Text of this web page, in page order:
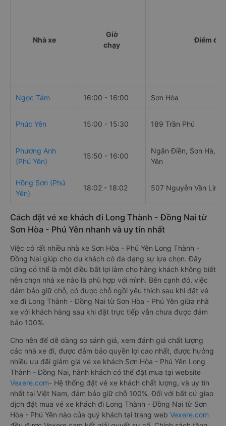
Nhà xe
Giờ
chạy
Điểm đi
Ngọc Tám 16:00 - 16:00 Sơn Hòa
Phúc Yên 15:00 - 15:30 189 Trần Phú
Phương Anh
(Phú Yên)
15:50 - 16:00
Ngân Điền, Sơn Hà,
Yên
Hồng Sơn (Phú
Yên)
18:02 - 18:02 507 Nguyễn Văn Linh
Cách đặt vé xe khách đi Long Thành - Đồng Nai từ
Sơn Hòa - Phú Yên nhanh và uy tín nhất
Việc có rất nhiều nhà xe Sơn Hòa - Phú Yên Long Thành -
Đồng Nai giúp cho du khách có đa dạng sự lựa chọn. Đây
cũng có thể là một điều bất lợi làm cho hàng khách không biết
nên chọn nhà xe nào là phù hợp với mình. Bên cạnh đó, việc
đảm bảo giữ chỗ, có được chỗ ngồi yêu thích sau khi đặt vé
xe đi Long Thành - Đồng Nai từ Sơn Hòa - Phú Yên giữa nhà
xe với khách hàng sau khi đặt trực tiếp vẫn chưa được đảm
bảo 100%.
Cho nên để dễ dàng so sánh giá, xem đánh giá chất lượng
các nhà xe đi, được đảm bảo quyền lợi cao nhất, được hưởng
nhiều ưu đãi giảm giá vé xe khách Sơn Hòa - Phú Yên Long
Thành - Đồng Nai, hành khách có thể đặt mua tại website
Vexere.com- Hệ thống đặt vé xe khách chất lượng, và uy tín
nhất tại Việt Nam, đảm bảo giữ chỗ 100%. Đối với bất cứ giao
dịch đặt mua vé xe khách đi Long Thành - Đồng Nai từ Sơn
Hòa - Phú Yên nào của quý khách tại trang web Vexere.com